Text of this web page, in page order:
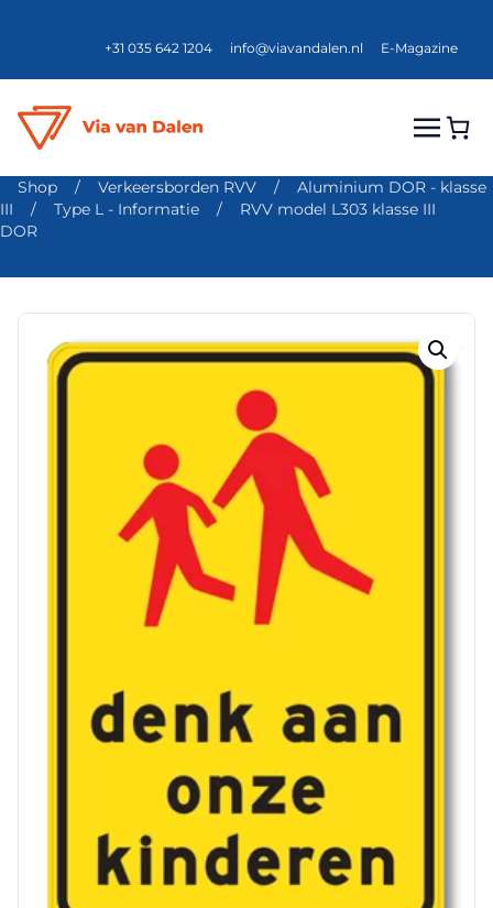
+31 035 642 1204 info@viavandalen.nl E-Magazine
Shop / Verkeersborden RVV /
Aluminium DOR - klasse
III
/ Type L - Informatie /
RVV model L303 klasse III
DOR